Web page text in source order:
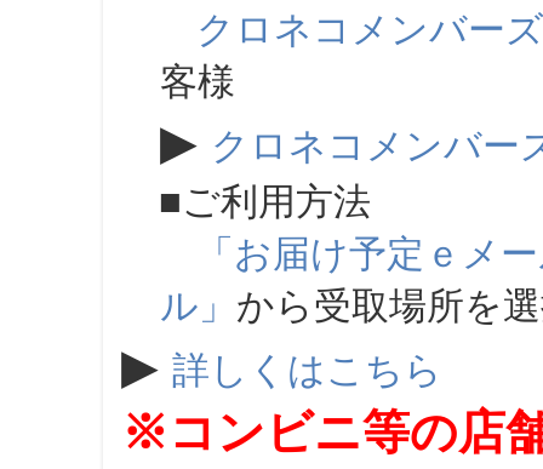
クロネコメンバーズ
客様
▶ クロネコメンバー
■ご利用方法
「お届け予定ｅメ
ル」 から受取場所を
▶ 詳しくはこちら
※コンビニ等の店